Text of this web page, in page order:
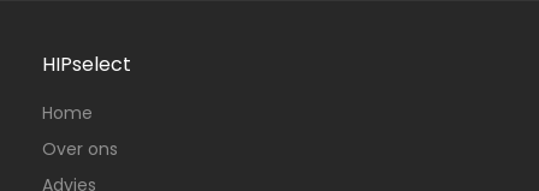
HIPselect
Home
Over ons
Advies